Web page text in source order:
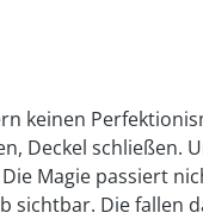
keinen
Deckel
Magie passiert
sichtbar. Die fallen